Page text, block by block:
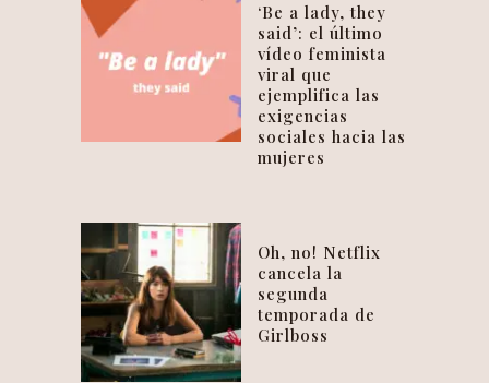
‘Be a lady, they
said’: el último
vídeo feminista
viral que
ejemplifica las
exigencias
sociales hacia las
mujeres
Oh, no! Netflix
cancela la
segunda
temporada de
Girlboss